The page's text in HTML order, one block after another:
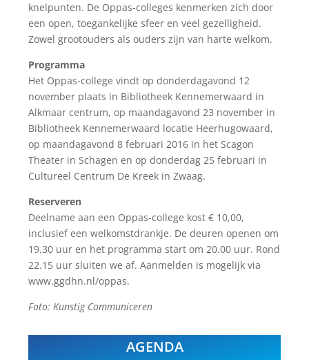
knelpunten. De Oppas-colleges kenmerken zich door
een open, toegankelijke sfeer en veel gezelligheid.
Zowel grootouders als ouders zijn van harte welkom.
Programma
Het Oppas-college vindt op donderdagavond 12
november plaats in Bibliotheek Kennemerwaard in
Alkmaar centrum, op maandagavond 23 november in
Bibliotheek Kennemerwaard locatie Heerhugowaard,
op maandagavond 8 februari 2016 in het Scagon
Theater in Schagen en op donderdag 25 februari in
Cultureel Centrum De Kreek in Zwaag.
Reserveren
Deelname aan een Oppas-college kost € 10,00,
inclusief een welkomstdrankje. De deuren openen om
19.30 uur en het programma start om 20.00 uur. Rond
22.15 uur sluiten we af. Aanmelden is mogelijk via
www.ggdhn.nl/oppas.
Foto: Kunstig Communiceren
AGENDA